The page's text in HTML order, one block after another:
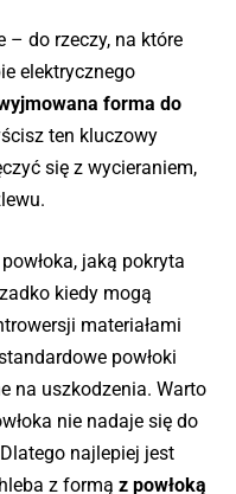
– do rzeczy, na które
elektrycznego
forma do
ten kluczowy
się z wycieraniem,
jaką pokryta
kiedy mogą
materiałami
powłoki
na uszkodzenia. Warto
nie nadaje się do
najlepiej jest
z formą z powłoką